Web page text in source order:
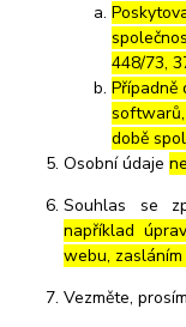
448/73,
Případně
době
Osobní údaje
Souhlas se
například
webu,
Vezměte,